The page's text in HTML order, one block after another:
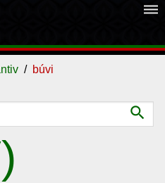
dehaze
búvi
search